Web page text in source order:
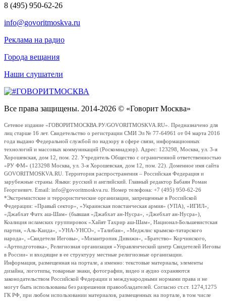
8 (495) 950-62-26
info@govoritmoskva.ru
Реклама на радио
Города вещания
Наши слушатели
Все права защищены. 2014-2026 © «Говорит Москва»
Сетевое издание «ГОВОРИТМОСКВА.РУ/GOVORITMOSKVA.RU». Предназначено для
лиц старше 16 лет. Свидетельство о регистрации СМИ Эл № 77-64961 от 04 марта 2016
года выдано Федеральной службой по надзору в сфере связи, информационных
технологий и массовых коммуникаций (Роскомнадзор). Адрес: 123298, Москва, ул. 3-я
Хорошевская, дом 12, пом. 22. Учредитель Общество с ограниченной ответственностью
«РУ ФМ» (123298 Москва, ул. 3-я Хорошевская, дом 12, пом. 22). Доменное имя сайта
GOVORITMOSKVA.RU. Территория распространения – Российская Федерация и
зарубежные страны. Языки: русский и английский. Главный редактор Бабаян Роман
Георгиевич. Email: info@govoritmoskva.ru. Номер телефона: +7 (495) 950-62-26
*Экстремистские и террористические организации, запрещенные в Российской
Федерации: «Правый сектор», «Украинская повстанческая армия» (УПА), «ИГИЛ»,
«Джабхат Фатх аш-Шам» (бывшая «Джабхат ан-Нусра», «Джебхат ан-Нусра»),
Коалиция исламских группировок «Хайят Тахрир аш-Шам», Национал-Большевистская
партия, «Аль-Каида», «УНА-УНСО», «Талибан», «Меджлис крымско-татарского
народа», «Свидетели Иеговы», «Мизантропик Дивижн», «Братство» Корчинского,
«Артподготовка», Религиозная организация «Управленческий центр Свидетелей Иеговы
в России» и входящие в ее структуру местные религиозные организации.
Информация, размещенная на портале, а именно: текстовые материалы, элементы
дизайна, логотипы, товарные знаки, фотографии, видео и аудио охраняются
законодательством Российской Федерации и международными нормами права и не
могут быть использованы без разрешения правообладателей. Согласно ст.ст. 1274,1275
ГК РФ, при любом использовании материалов, размещенных на портале, в том числе